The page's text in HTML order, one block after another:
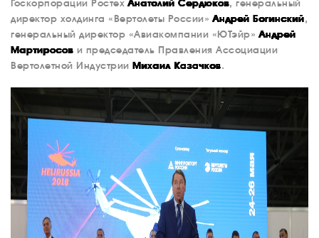
Госкорпорации РостехАнатолий Сердюков, генеральный
директор холдинга «Вертолеты России»Андрей Богинский,
генеральный директор «Авиакомпании «ЮТэйр»Андрей
Мартиросов и председатель Правления Ассоциации
Вертолетной Индустрии Михаил Казачков.